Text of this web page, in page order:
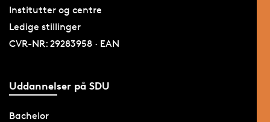
Institutter og centre
Ledige stillinger
CVR-NR: 29283958 · EAN
Uddannelser på SDU
Bachelor